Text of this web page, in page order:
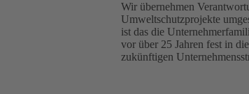
Wir übernehmen
Umweltschutzprojekte
ist das die
vor über 25 Jahren fest in
zukünftigen